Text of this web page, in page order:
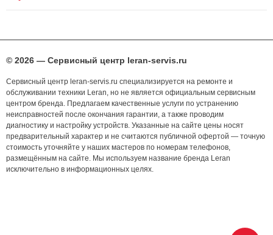
© 2026 — Сервисный центр leran-servis.ru
Сервисный центр leran-servis.ru специализируется на ремонте и
обслуживании техники Leran, но не является официальным сервисным
центром бренда. Предлагаем качественные услуги по устранению
неисправностей после окончания гарантии, а также проводим
диагностику и настройку устройств. Указанные на сайте цены носят
предварительный характер и не считаются публичной офертой — точную
стоимость уточняйте у наших мастеров по номерам телефонов,
размещённым на сайте. Мы используем название бренда Leran
исключительно в информационных целях.